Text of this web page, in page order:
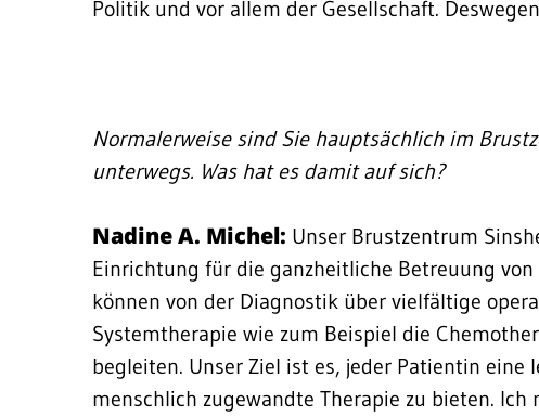
Politik und vor allem der Gesellschaft.
Normalerweise sind Sie hauptsächlich im
unterwegs. Was hat es damit auf sich?
Nadine A. Michel: Unser Brustzentrum
Einrichtung für die ganzheitliche Betreuung
können von der Diagnostik über vielfältige
Systemtherapie wie zum Beispiel die
begleiten. Unser Ziel ist es, jeder Patientin
menschlich zugewandte Therapie zu bieten.